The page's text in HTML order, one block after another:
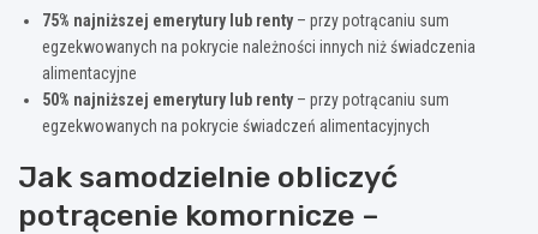
75% najniższej emerytury lub renty– przy potrącaniu sum
egzekwowanych na pokrycie należności innych niż świadczenia
alimentacyjne
50% najniższej emerytury lub renty– przy potrącaniu sum
egzekwowanych na pokrycie świadczeń alimentacyjnych
Jak samodzielnie obliczyć
potrącenie komornicze –